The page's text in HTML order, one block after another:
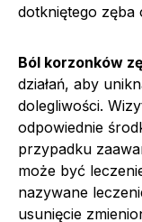
dotkniętego zęba
Ból korzonków
działań, aby
dolegliwości.
odpowiednie
przypadku
może być
nazywane
usunięcie